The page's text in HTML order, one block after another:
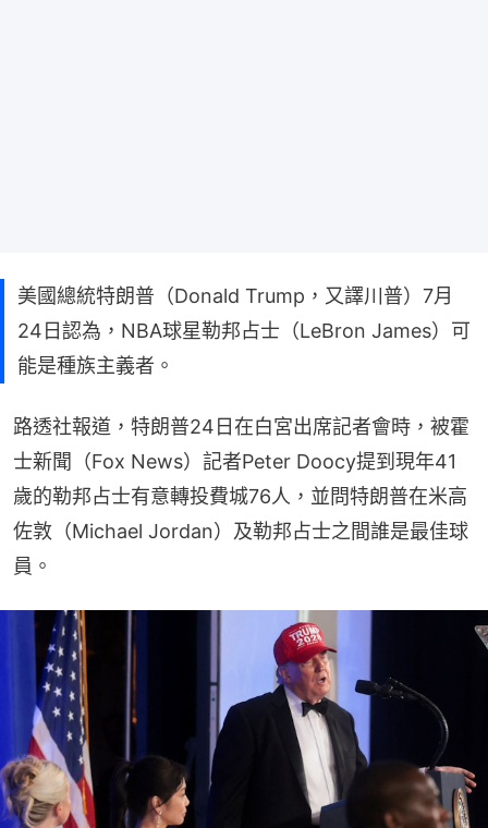
美國總統特朗普（Donald Trump，又譯川普）7月
24日認為，NBA球星勒邦占士（LeBron James）可
能是種族主義者。
路透社報道，特朗普24日在白宮出席記者會時，被霍
士新聞（Fox News）記者Peter Doocy提到現年41
歲的勒邦占士有意轉投費城76人，並問特朗普在米高
佐敦（Michael Jordan）及勒邦占士之間誰是最佳球
員。